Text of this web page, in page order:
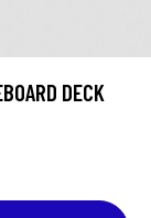
DECK